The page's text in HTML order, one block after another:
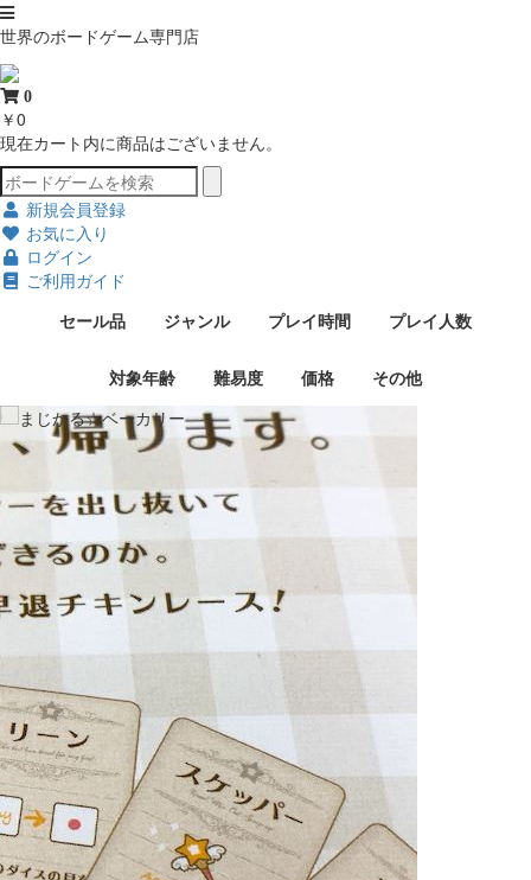
世界のボードゲーム専門店
0
￥0
現在カート内に商品はございません。
新規会員登録
お気に入り
ログイン
ご利用ガイド
セール品
ジャンル プレイ時間 プレイ人数
対象年齢 難易度 価格 その他